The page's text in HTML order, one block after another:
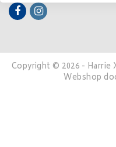
Copyright © 2026 -
Webshop